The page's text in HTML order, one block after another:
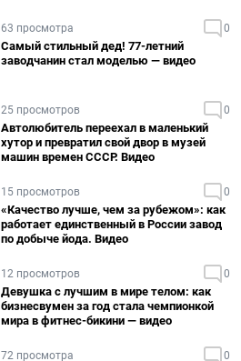
63 просмотра 0
Самый стильный дед! 77-летний
заводчанин стал моделью — видео
25 просмотров 0
Автолюбитель переехал в маленький
хутор и превратил свой двор в музей
машин времен СССР. Видео
15 просмотров 0
«Качество лучше, чем за рубежом»: как
работает единственный в России завод
по добыче йода. Видео
12 просмотров 0
Девушка с лучшим в мире телом: как
бизнесвумен за год стала чемпионкой
мира в фитнес-бикини — видео
72 просмотра 0